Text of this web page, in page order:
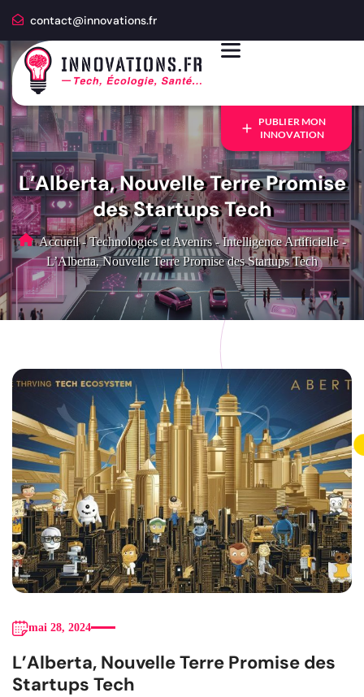
contact@innovations.fr
PUBLIER MON
INNOVATION
L’Alberta, Nouvelle Terre Promise
des Startups Tech
Accueil - Technologies et Avenirs - Intelligence Artificielle -
L’Alberta, Nouvelle Terre Promise des Startups Tech
mai 28, 2024
L’Alberta, Nouvelle Terre Promise des
Startups Tech